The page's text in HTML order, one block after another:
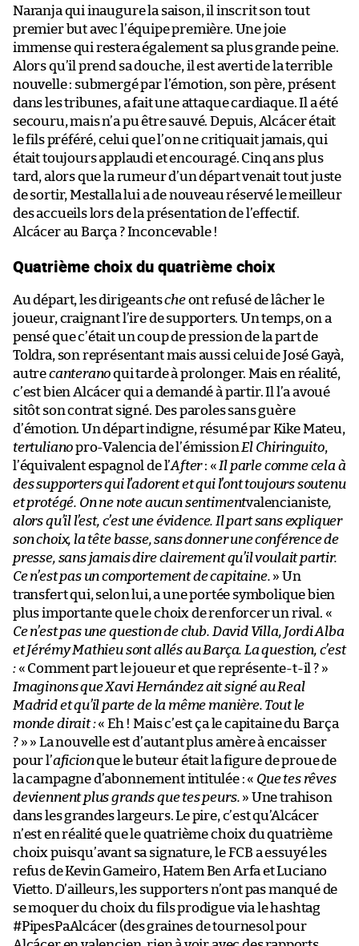
Naranja qui inaugure la saison, il inscrit son tout
premier but avec l’équipe première. Une joie
immense qui restera également sa plus grande peine.
Alors qu’il prend sa douche, il est averti de la terrible
nouvelle : submergé par l’émotion, son père, présent
dans les tribunes, a fait une attaque cardiaque. Il a été
secouru, mais n’a pu être sauvé. Depuis, Alcácer était
le fils préféré, celui que l’on ne critiquait jamais, qui
était toujours applaudi et encouragé. Cinq ans plus
tard, alors que la rumeur d’un départ venait tout juste
de sortir, Mestalla lui a de nouveau réservé le meilleur
des accueils lors de la présentation de l’effectif.
Alcácer au Barça ? Inconcevable !
Quatrième choix du quatrième choix
Au départ, les dirigeantscheont refusé de lâcher le
joueur, craignant l’ire de supporters. Un temps, on a
pensé que c’était un coup de pression de la part de
Toldra, son représentant mais aussi celui de José Gayà,
autrecanteranoqui tarde à prolonger. Mais en réalité,
c’est bien Alcácer qui a demandé à partir. Il l’a avoué
sitôt son contrat signé. Des paroles sans guère
d’émotion. Un départ indigne, résumé par Kike Mateu,
tertulianopro-Valencia de l’émission El Chiringuito,
l’équivalent espagnol de l’After: « Il parle comme cela à
des supporters qui l’adorent et qui l’ont toujours soutenu
et protégé. On ne note aucun sentimentvalencianiste,
alors qu’il l’est, c’est une évidence. Il part sans expliquer
son choix, la tête basse, sans donner une conférence de
presse, sans jamais dire clairement qu’il voulait partir.
Ce n’est pas un comportement de capitaine. » Un
transfert qui, selon lui, a une portée symbolique bien
plus importante que le choix de renforcer un rival. «
Ce n’est pas une question de club. David Villa, Jordi Alba
et Jérémy Mathieu sont allés au Barça. La question, c’est
:« Comment part le joueur et que représente-t-il ? »
Imaginons que Xavi Hernández ait signé au Real
Madrid et qu’il parte de la même manière. Tout le
monde dirait :« Eh ! Mais c’est ça le capitaine du Barça
? » » La nouvelle est d’autant plus amère à encaisser
pour l’aficionque le buteur était la figure de proue de
la campagne d’abonnement intitulée : « Que tes rêves
deviennent plus grands que tes peurs. » Une trahison
dans les grandes largeurs. Le pire, c’est qu’Alcácer
n’est en réalité que le quatrième choix du quatrième
choix puisqu’avant sa signature, le FCB a essuyé les
refus de Kevin Gameiro, Hatem Ben Arfa et Luciano
Vietto. D’ailleurs, les supporters n’ont pas manqué de
se moquer du choix du fils prodigue via le hashtag
#PipesPaAlcácer (des graines de tournesol pour